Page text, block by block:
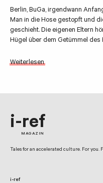
Berlin, BuGa, irgendwann
Man in die Hose gestopft und
geschieht. Die eigenen Eltern
Hügel über dem Getümmel des
Weiterlesen
i-ref
MAGAZIN
Tales for an accelerated culture. For you.
i-ref